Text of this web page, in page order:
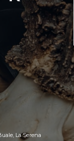
La Serena